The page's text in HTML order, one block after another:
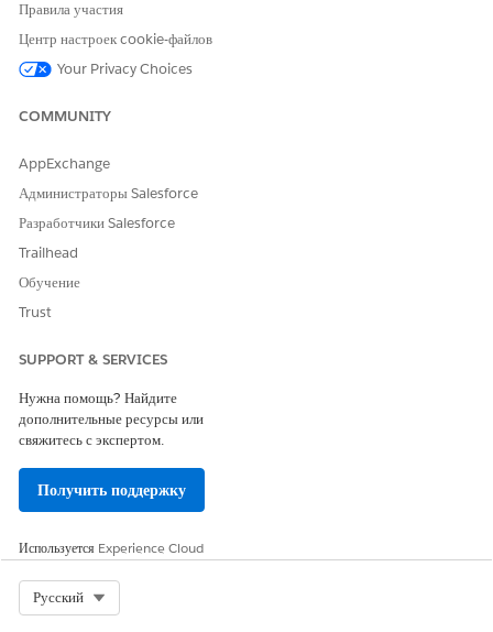
Да
Правила участия
Центр настроек cookie-файлов
Your Privacy Choices
COMMUNITY
AppExchange
Администраторы Salesforce
Разработчики Salesforce
Trailhead
Обучение
Trust
SUPPORT & SERVICES
Нужна помощь? Найдите
дополнительные ресурсы или
свяжитесь с экспертом.
Получить поддержку
Используется Experience Cloud
Русский